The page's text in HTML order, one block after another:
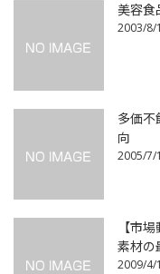
美容食
2003/8/1
多価不
向
2005/7/1
【市
素材の
2009/4/1